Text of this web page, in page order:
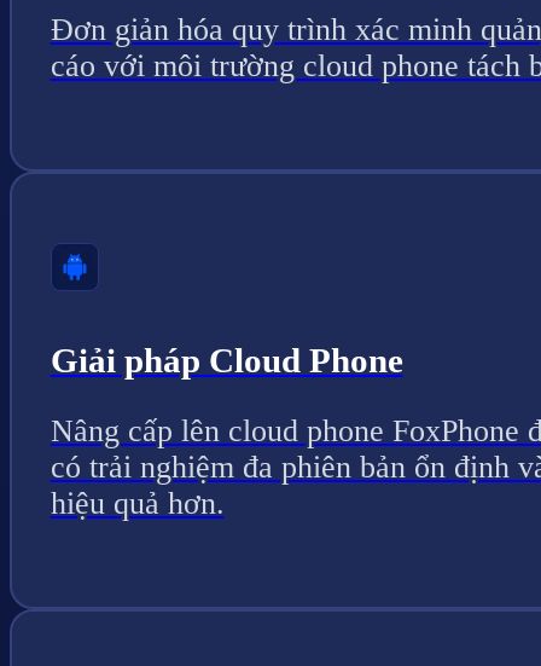
Đơn giản hóa quy trình xác minh
cáo với môi trường cloud phone tách
Giải pháp Cloud Phone
Nâng cấp lên cloud phone FoxPhone
có trải nghiệm đa phiên bản ổn định
hiệu quả hơn.